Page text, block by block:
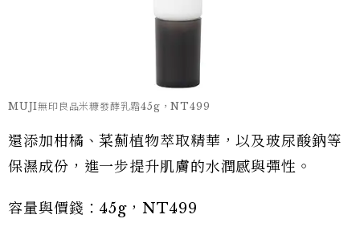
MUJI無印良品米糠發酵乳霜45g，NT499
還添加柑橘、菜薊植物萃取精華，以及玻尿酸鈉等
保濕成份，進一步提升肌膚的水潤感與彈性。
容量與價錢：45g，NT499